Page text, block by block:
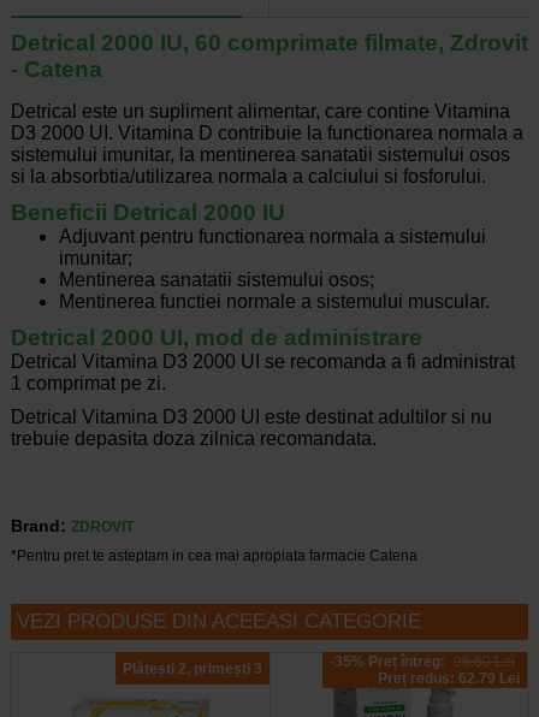
Detrical 2000 IU, 60 comprimate filmate, Zdrovit
- Catena
Detrical este un supliment alimentar, care contine Vitamina
D3 2000 UI. Vitamina D contribuie la functionarea normala a
sistemului imunitar, la mentinerea sanatatii sistemului osos
si la absorbtia/utilizarea normala a calciului si fosforului.
Beneficii Detrical 2000 IU
Adjuvant pentru functionarea normala a sistemului
imunitar;
Mentinerea sanatatii sistemului osos;
Mentinerea functiei normale a sistemului muscular.
Detrical 2000 UI, mod de administrare
Detrical Vitamina D3 2000 UI se recomanda a fi administrat
1 comprimat pe zi.
Detrical Vitamina D3 2000 UI este destinat adultilor si nu
trebuie depasita doza zilnica recomandata.
Brand: ZDROVIT
*Pentru pret te asteptam in cea mai apropiata farmacie Catena
VEZI PRODUSE DIN ACEEASI CATEGORIE
Plătești 2, primești 3 -35% Preț întreg: 96.60 Lei
Preț redus: 62.79 Lei